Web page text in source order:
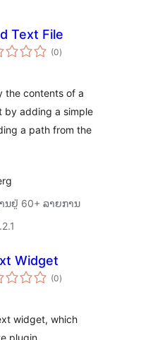
Text File
(0ຄະແນນ
ທັງໝົດ
)
the contents of a
by adding a simple
a path from the
ນຢູ່ 60+ ລາຍການ
Widget
(0ຄະແນນ
ທັງໝົດ
)
widget, which
plugin.